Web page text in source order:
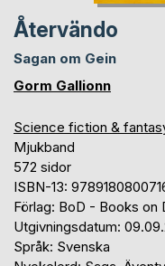
Återvändo
Sagan om Gein
Gorm Gallionn
Science fiction &
Mjukband
572 sidor
ISBN-13:
Förlag: BoD - Books on
Utgivningsdatum:
Språk: Svenska